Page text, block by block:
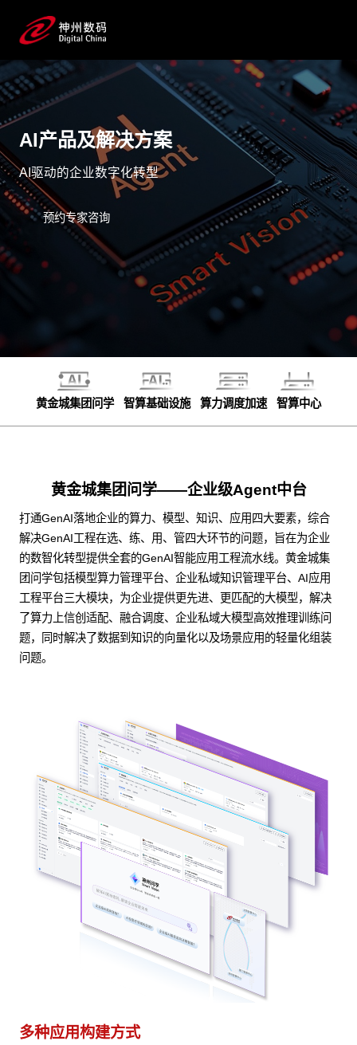
AI产品及解决方案
AI驱动的企业数字化转型
预约专家咨询
黄金城集团问学 智算基础设施 算力调度加速 智算中心
黄金城集团问学——企业级Agent中台
打通GenAI落地企业的算力、模型、知识、应用四大要素，综合
解决GenAI工程在选、练、用、管四大环节的问题，旨在为企业
的数智化转型提供全套的GenAI智能应用工程流水线。黄金城集
团问学包括模型算力管理平台、企业私域知识管理平台、AI应用
工程平台三大模块，为企业提供更先进、更匹配的大模型，解决
了算力上信创适配、融合调度、企业私域大模型高效推理训练问
题，同时解决了数据到知识的向量化以及场景应用的轻量化组装
问题。
多种应用构建方式